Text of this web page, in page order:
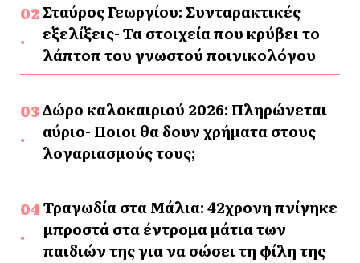
Σταύρος Γεωργίου: Συνταρακτικές
εξελίξεις- Τα στοιχεία που κρύβει το
λάπτοπ του γνωστού ποινικολόγου
Δώρο καλοκαιριού 2026: Πληρώνεται
αύριο- Ποιοι θα δουν χρήματα στους
λογαριασμούς τους;
Τραγωδία στα Μάλια: 42χρονη πνίγηκε
μπροστά στα έντρομα μάτια των
παιδιών της για να σώσει τη φίλη της